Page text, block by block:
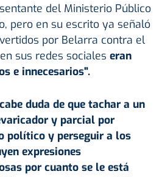
del Ministerio Público
pero en su escrito ya señaló
por Belarra contra el
sus redes sociales eran
e innecesarios".
duda de que tachar a un
y parcial por
político y perseguir a los
expresiones
por cuanto se le está